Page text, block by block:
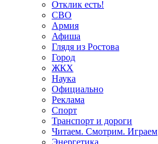
Отклик есть!
СВО
Армия
Афиша
Глядя из Ростова
Город
ЖКХ
Наука
Официально
Реклама
Спорт
Транспорт и дороги
Читаем. Смотрим. Играем
Энергетика